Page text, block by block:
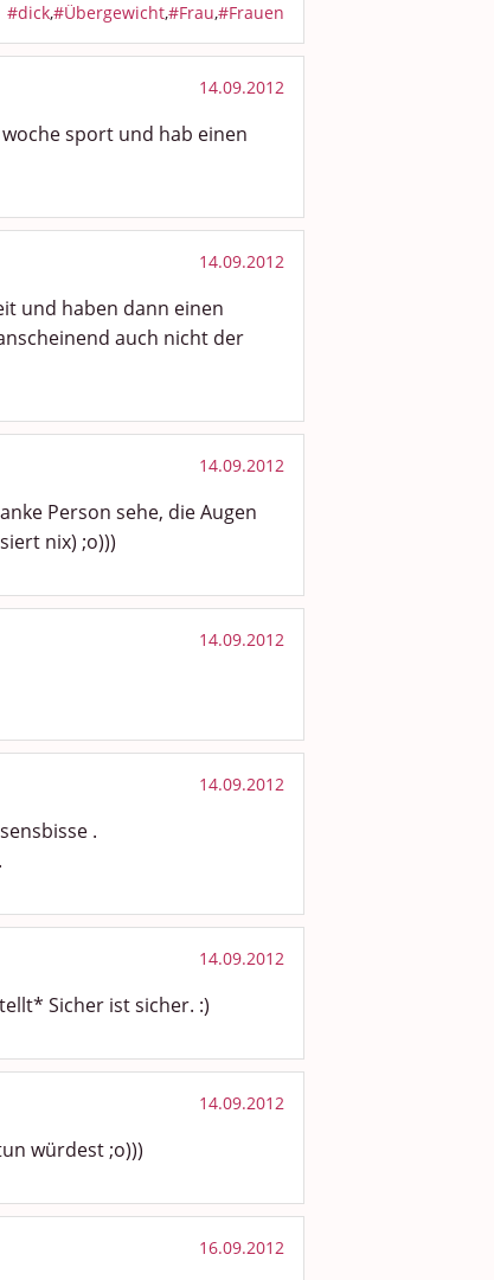
#dick,#Übergewicht,#Frau,#Frauen
14.09.2012
sport und hab einen
14.09.2012
und haben dann einen
auch nicht der
14.09.2012
Person sehe, die Augen
nix) ;o)))
14.09.2012
14.09.2012
.
14.09.2012
Sicher ist sicher. :)
14.09.2012
würdest ;o)))
16.09.2012